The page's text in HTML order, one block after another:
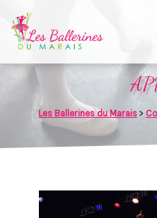
Les Ballerines du Marais >